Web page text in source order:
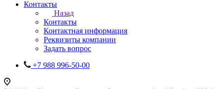
Контакты
Назад
Контакты
Контактная информация
Реквизиты компании
Задать вопрос
+7 988 996-50-00